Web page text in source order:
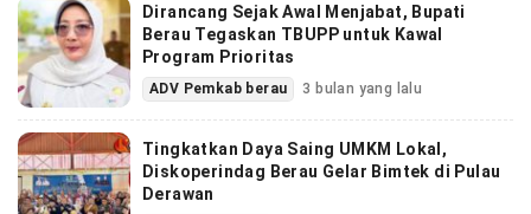
Dirancang Sejak Awal Menjabat, Bupati
Berau Tegaskan TBUPP untuk Kawal
Program Prioritas
ADV Pemkab berau 3 bulan yang lalu
Tingkatkan Daya Saing UMKM Lokal,
Diskoperindag Berau Gelar Bimtek di Pulau
Derawan